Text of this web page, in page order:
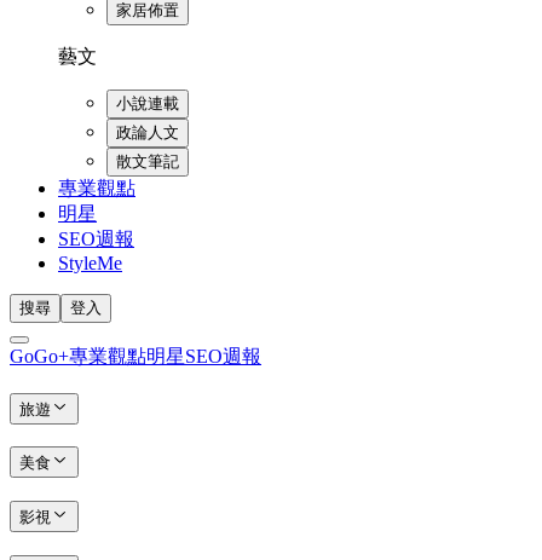
家居佈置
藝文
小說連載
政論人文
散文筆記
專業觀點
明星
SEO週報
StyleMe
搜尋 登入
GoGo+專業觀點明星SEO週報
旅遊
美食
影視